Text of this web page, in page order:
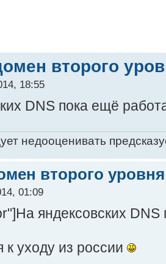
второго
18:55
DNS пока ещё
недооценивать
второго уровня
01:09
яндексовских
к уходу из россии